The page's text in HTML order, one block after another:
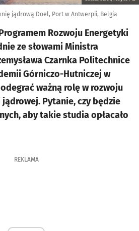
jądrową Doel, Port w Antwerpii, Belgia
Rozwoju Energetyki
ze słowami Ministra
Czarnka Politechnice
Górniczo-Hutniczej w
ważną rolę w rozwoju
Pytanie, czy będzie
aby takie studia opłacało
REKLAMA